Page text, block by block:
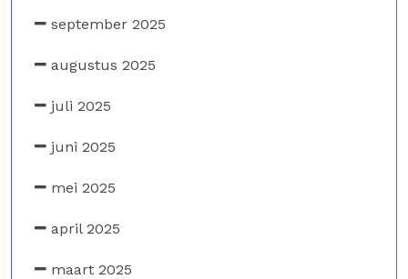
september 2025
augustus 2025
juli 2025
juni 2025
mei 2025
april 2025
maart 2025